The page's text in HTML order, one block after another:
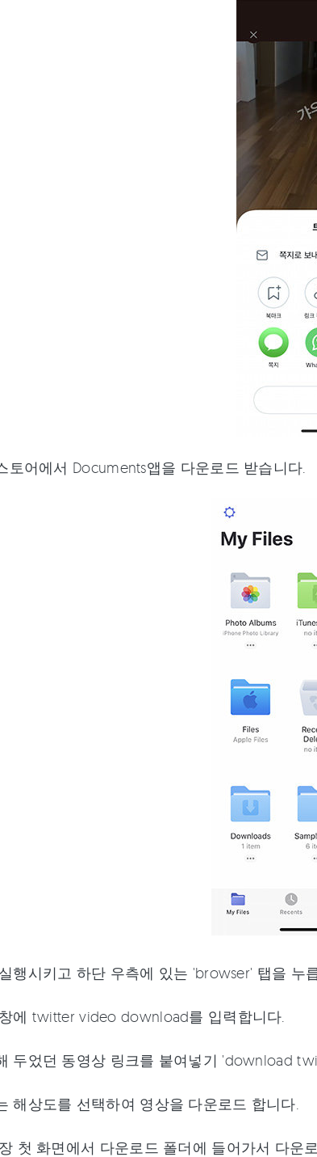
토어에서 Documents앱을 다운로드 받습니다.
행시키고 하단 우측에 있는 'browser' 탭을 누
에 twitter video download를 입력합니다.
두었던 동영상 링크를 붙여넣기 'download
해상도를 선택하여 영상을 다운로드 합니다.
첫 화면에서 다운로드 폴더에 들어가서 다운